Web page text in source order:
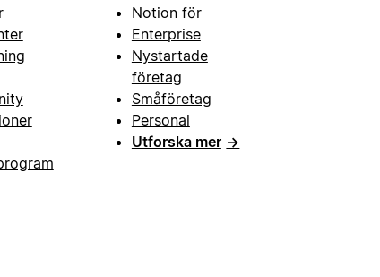
Notion för
Enterprise
Nystartade
företag
Småföretag
Personal
Utforska mer →